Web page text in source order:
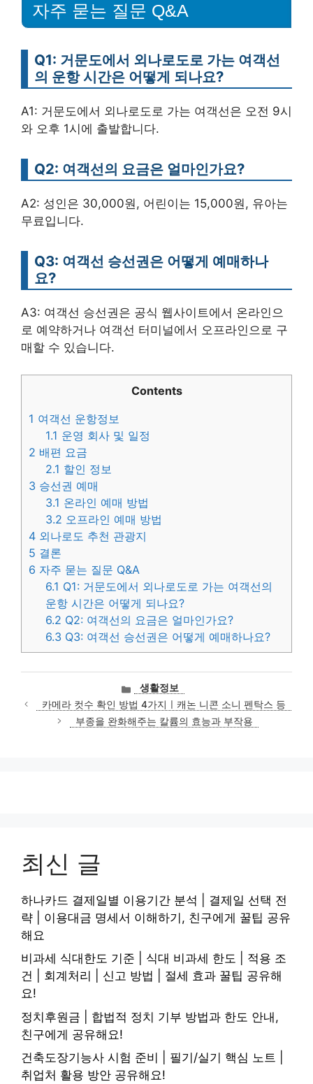
자주 묻는 질문 Q&A
Q1: 거문도에서 외나로도로 가는 여객선
의 운항 시간은 어떻게 되나요?
A1: 거문도에서 외나로도로 가는 여객선은 오전 9시
와 오후 1시에 출발합니다.
Q2: 여객선의 요금은 얼마인가요?
A2: 성인은 30,000원, 어린이는 15,000원, 유아는
무료입니다.
Q3: 여객선 승선권은 어떻게 예매하나
요?
A3: 여객선 승선권은 공식 웹사이트에서 온라인으
로 예약하거나 여객선 터미널에서 오프라인으로 구
매할 수 있습니다.
Contents
1 여객선 운항정보
1.1 운영 회사 및 일정
2 배편 요금
2.1 할인 정보
3 승선권 예매
3.1 온라인 예매 방법
3.2 오프라인 예매 방법
4 외나로도 추천 관광지
5 결론
6 자주 묻는 질문 Q&A
6.1 Q1: 거문도에서 외나로도로 가는 여객선의
운항 시간은 어떻게 되나요?
6.2 Q2: 여객선의 요금은 얼마인가요?
6.3 Q3: 여객선 승선권은 어떻게 예매하나요?
카
테
고
리
생활정보
카메라 컷수 확인 방법 4가지ㅣ캐논 니콘 소니 펜탁스 등
부종을 완화해주는 칼륨의 효능과 부작용
최신 글
하나카드 결제일별 이용기간 분석 | 결제일 선택 전
략 | 이용대금 명세서 이해하기, 친구에게 꿀팁 공유
해요
비과세 식대한도 기준 | 식대 비과세 한도 | 적용 조
건 | 회계처리 | 신고 방법 | 절세 효과 꿀팁 공유해
요!
정치후원금 | 합법적 정치 기부 방법과 한도 안내,
친구에게 공유해요!
건축도장기능사 시험 준비 | 필기/실기 핵심 노트 |
취업처 활용 방안 공유해요!